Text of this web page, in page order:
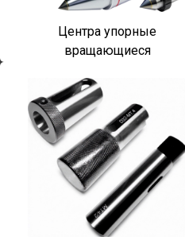
Центра упорные
вращающиеся